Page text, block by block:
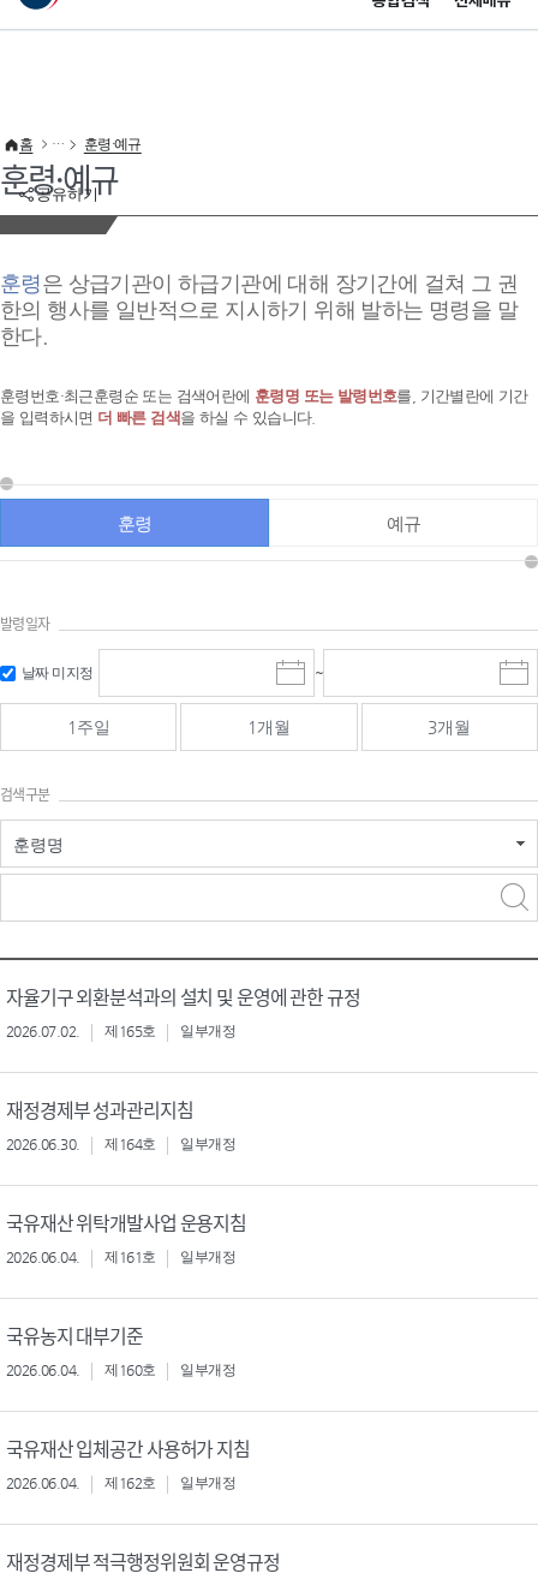
이 누리집은 대한민국 공식 전자정부 누리집입니다.
공유하기
홈 훈령·예규
훈령·예규
훈령은 상급기관이 하급기관에 대해 장기간에 걸쳐 그 권
한의 행사를 일반적으로 지시하기 위해 발하는 명령을 말
한다.
훈령번호·최근훈령순 또는 검색어란에 훈령명 또는 발령번호를, 기간별란에 기간
을 입력하시면 더 빠른 검색 을 하실 수 있습니다.
훈령 예규
발령일자
날짜 미지정
시
작
일
선
~
마
감
선
1주일 1개월 3개월
검색구분
훈령명
자율기구 외환분석과의 설치 및 운영에 관한 규정
2026.07.02. 제165호 일부개정
재정경제부 성과관리지침
2026.06.30. 제164호 일부개정
국유재산 위탁개발사업 운용지침
2026.06.04. 제161호 일부개정
국유농지 대부기준
2026.06.04. 제160호 일부개정
국유재산 입체공간 사용허가 지침
2026.06.04. 제162호 일부개정
재정경제부 적극행정위원회 운영규정